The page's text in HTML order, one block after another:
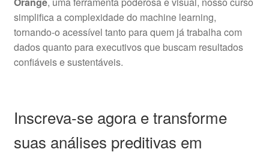
simplifica a complexidade do machine learning,
tornando-o acessível tanto para quem já trabalha com
dados quanto para executivos que buscam resultados
confiáveis e sustentáveis.
Inscreva-se agora e transforme
suas análises preditivas em